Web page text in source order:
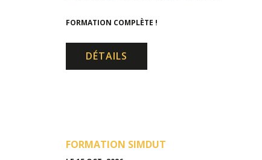
FORMATION COMPLÈTE !
DÉTAILS
FORMATION SIMDUT